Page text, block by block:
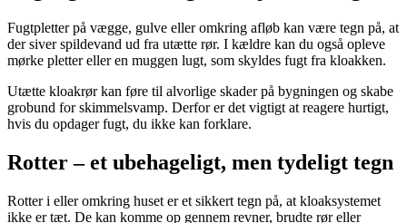
Fugtpletter på vægge, gulve eller omkring afløb kan være tegn på, at
der siver spildevand ud fra utætte rør. I kældre kan du også opleve
mørke pletter eller en muggen lugt, som skyldes fugt fra kloakken.
Utætte kloakrør kan føre til alvorlige skader på bygningen og skabe
grobund for skimmelsvamp. Derfor er det vigtigt at reagere hurtigt,
hvis du opdager fugt, du ikke kan forklare.
Rotter – et ubehageligt, men tydeligt tegn
Rotter i eller omkring huset er et sikkert tegn på, at kloaksystemet
ikke er tæt. De kan komme op gennem revner, brudte rør eller